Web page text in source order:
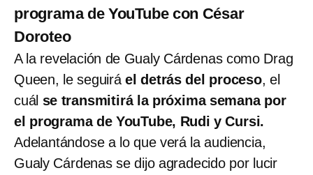
programa de YouTube con César
Doroteo
A la revelación de Gualy Cárdenas como Drag
Queen, le seguiráel detrás del proceso, el
cuál se transmitirá la próxima semana por
el programa de YouTube, Rudi y Cursi.
Adelantándose a lo que verá la audiencia,
Gualy Cárdenas se dijo agradecido por lucir